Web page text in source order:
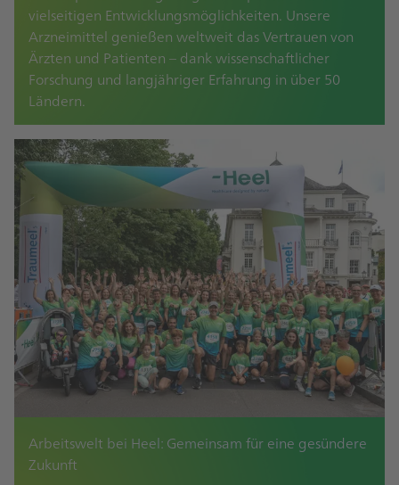
vielseitigen Entwicklungsmöglichkeiten. Unsere
Arzneimittel genießen weltweit das Vertrauen von
Ärzten und Patienten – dank wissenschaftlicher
Forschung und langjähriger Erfahrung in über 50
Ländern.
Arbeitswelt bei Heel: Gemeinsam für eine gesündere
Zukunft